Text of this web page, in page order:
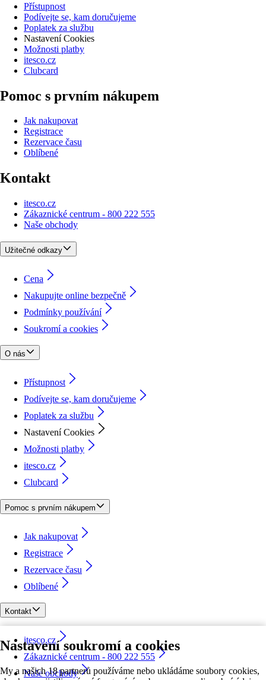
Nastavení soukromí a cookies
My a našich 18 partnerů používáme nebo ukládáme soubory cookies,
Přístupnost
Podívejte se, kam doručujeme
Poplatek za službu
Nastavení Cookies
Možnosti platby
itesco.cz
Clubcard
Pomoc s prvním nákupem
Jak nakupovat
Registrace
Rezervace času
Oblíbené
Kontakt
itesco.cz
Zákaznické centrum - 800 222 555
Naše obchody
Užitečné odkazy
Cena
Nakupujte online bezpečně
Podmínky používání
Soukromí a cookies
O nás
Přístupnost
Podívejte se, kam doručujeme
Poplatek za službu
Nastavení Cookies
Možnosti platby
itesco.cz
Clubcard
Pomoc s prvním nákupem
Jak nakupovat
Registrace
Rezervace času
Oblíbené
Kontakt
itesco.cz
Zákaznické centrum - 800 222 555
Naše obchody